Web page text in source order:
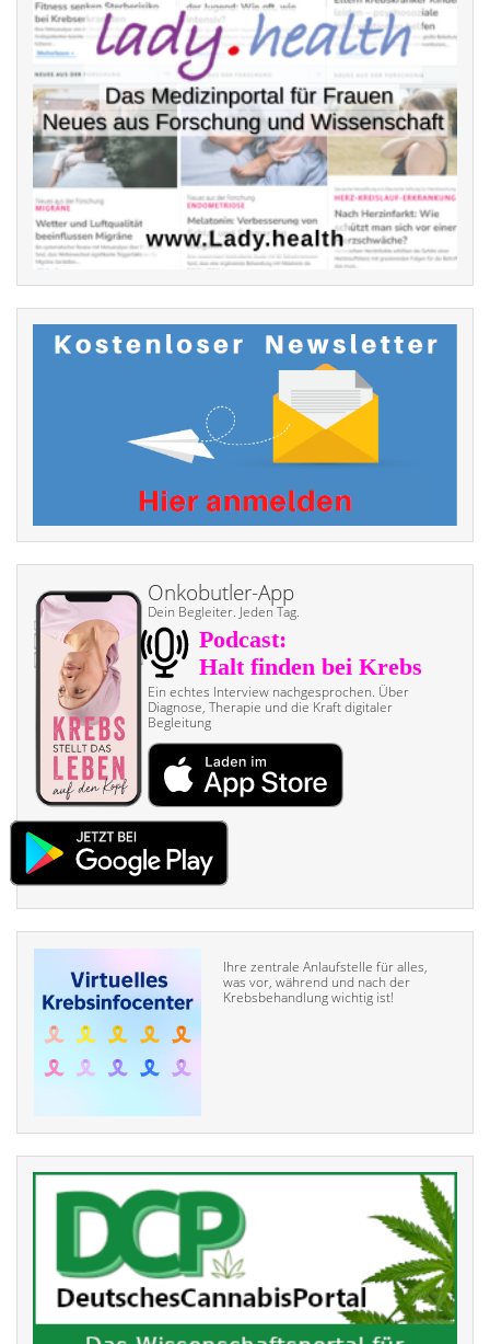
Onkobutler-App
Dein Begleiter. Jeden Tag.
Ein echtes Interview nach­gesprochen. Über
Diagnose, Therapie und die Kraft digitaler
Begleitung
Ihre zentrale Anlaufstelle für alles,
was vor, während und nach der
Krebsbehandlung wichtig ist!